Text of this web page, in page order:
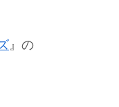
』の